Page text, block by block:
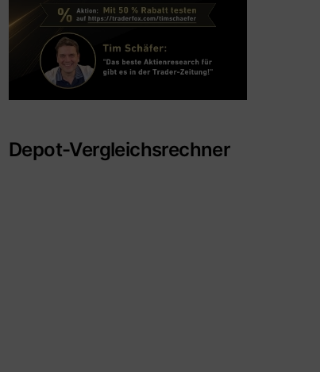
Depot-Vergleichsrechner